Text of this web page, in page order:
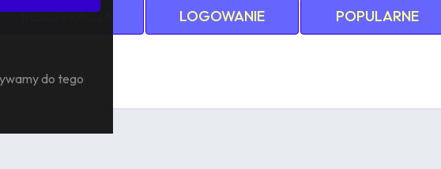
do tego
REJESTRACJA LOGOWANIE POPULARNE